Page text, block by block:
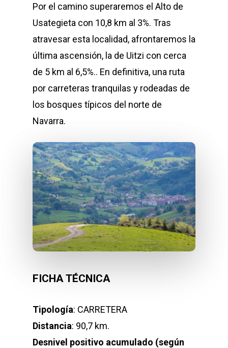
Por el camino superaremos el Alto de
Usategieta con 10,8 km al 3%. Tras
atravesar esta localidad, afrontaremos la
última ascensión, la de Uitzi con cerca
de 5 km al 6,5%.. En definitiva, una ruta
por carreteras tranquilas y rodeadas de
los bosques típicos del norte de
Navarra.
FICHA TÉCNICA
Tipología: CARRETERA
Distancia: 90,7 km.
Desnivel positivo acumulado (según